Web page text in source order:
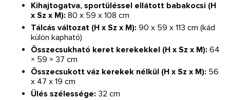
Kihajtogatva, sportüléssel ellátott babakocsi (H
x Sz x M): 80 x 59 x 108 cm
Tálcás változat (H x Sz x M): 90 x 59 x 113 cm (kád
külön kapható)
Összecsukható keret kerekekkel (H x Sz x M): 64
× 59 × 37 cm
Összecsukott váz kerekek nélkül (H x Sz x M): 56
x 47 x 19 cm
Ülés szélessége: 32 cm